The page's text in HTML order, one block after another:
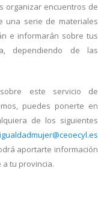
organizar encuentros de
una serie de materiales
e informarán sobre tus
dependiendo de las
este servicio de
puedes ponerte en
de los siguientes
aportarte información
tu provincia.